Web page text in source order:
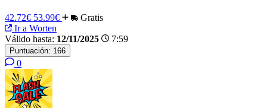
42.72€ 53.99€
Gratis
Ir a Worten
Válido hasta: 12/11/2025 7:59
Puntuación: 166
0